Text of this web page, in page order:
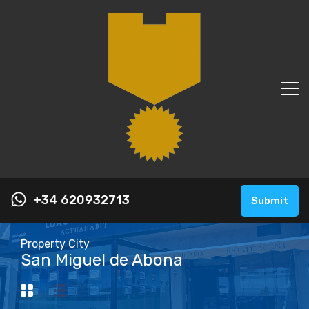
+34 620932713 Submit
Property City
San Miguel de Abona